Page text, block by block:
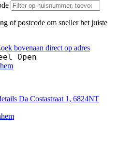
of postcode om sneller het juiste
bovenaan direct op adres
Open
Da Costastraat 1, 6824NT